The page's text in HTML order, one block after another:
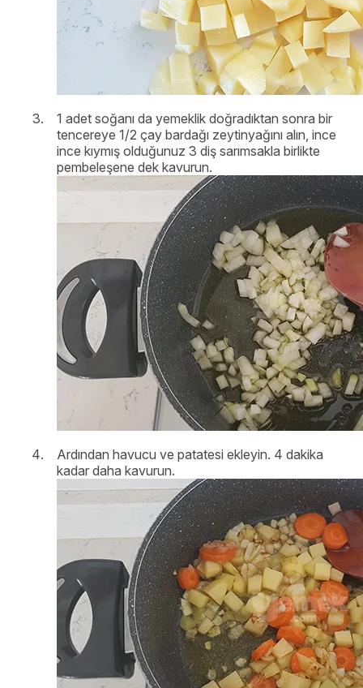
1 adet soğanı da yemeklik doğradıktan sonra bir
tencereye 1/2 çay bardağı zeytinyağını alın, ince
ince kıymış olduğunuz 3 diş sarımsakla birlikte
pembeleşene dek kavurun.
Ardından havucu ve patatesi ekleyin. 4 dakika
kadar daha kavurun.